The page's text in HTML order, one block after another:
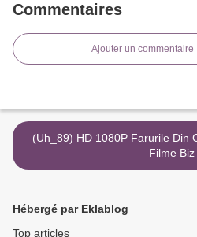
Commentaires
Ajouter un commentaire
(Uh_89) HD 1080P Farurile Din
Hébergé par Eklablog
Top articles